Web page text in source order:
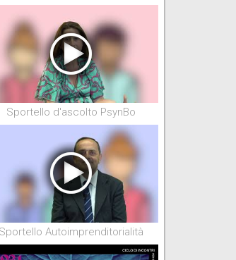
Sportello d'ascolto PsynBo
Sportello Autoimprenditorialità